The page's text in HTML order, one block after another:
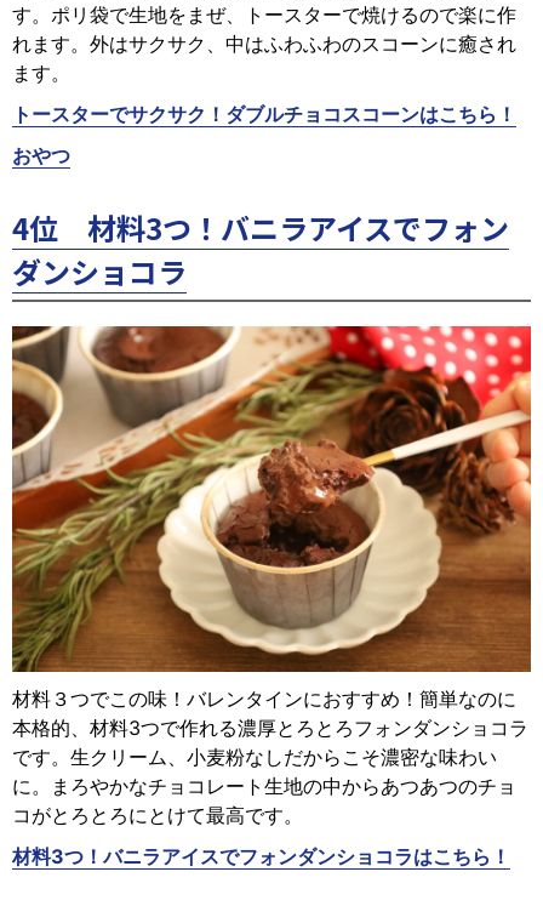
す。ポリ袋で生地をまぜ、トースターで焼けるので楽に作
れます。外はサクサク、中はふわふわのスコーンに癒され
ます。
トースターでサクサク！ダブルチョコスコーンはこちら！
おやつ
4位 材料3つ！バニラアイスでフォン
ダンショコラ
材料３つでこの味！バレンタインにおすすめ！簡単なのに
本格的、材料3つで作れる濃厚とろとろフォンダンショコラ
です。生クリーム、小麦粉なしだからこそ濃密な味わい
に。まろやかなチョコレート生地の中からあつあつのチョ
コがとろとろにとけて最高です。
材料3つ！バニラアイスでフォンダンショコラはこちら！